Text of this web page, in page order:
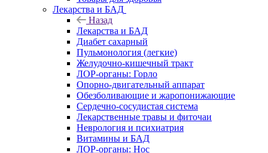
Лекарства и БАД
Назад
Лекарства и БАД
Диабет сахарный
Пульмонология (легкие)
Желудочно-кишечный тракт
ЛОР-органы: Горло
Опорно-двигательный аппарат
Обезболивающие и жаропонижающие
Сердечно-сосудистая система
Лекарственные травы и фиточаи
Неврология и психиатрия
Витамины и БАД
ЛОР-органы: Нос